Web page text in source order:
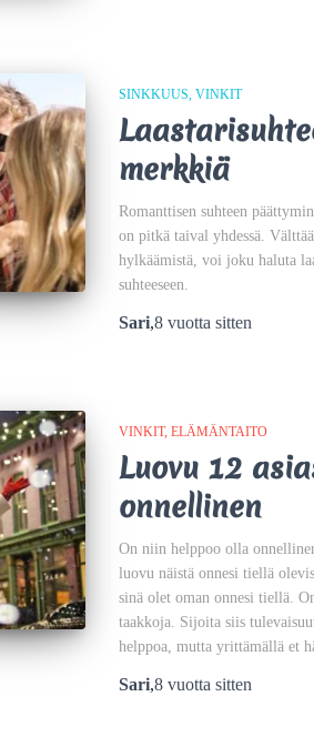
SINKKUUS VINKIT
merkkiä
Romanttisen suhteen
on pitkä taival yhdessä.
hylkäämistä, voi joku haluta
suhteeseen.
Sari,8 vuotta sitten
VINKIT ELÄMÄNTAITO
Luovu 12
onnellinen
On niin helppoo olla
luovu näistä onnesi tiellä
sinä olet oman onnesi tiellä.
taakkoja. Sijoita siis
helppoa, mutta yrittämällä et
Sari,8 vuotta sitten